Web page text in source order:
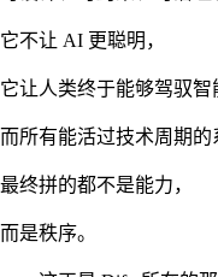
它不让 AI 更聪明，
它让人类终于能够驾驭智
而所有能活过技术周期的
最终拼的都不是能力，
而是秩序。